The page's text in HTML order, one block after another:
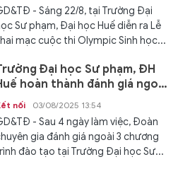
- Sáng 22/8, tại Trường Đại
Sư phạm, Đại học Huế diễn ra Lễ
mạc cuộc thi Olympic Sinh học...
Đại học Sư phạm, ĐH
hoàn thành đánh giá ngoài
chương trình đào tạo
nối 03/08/2025 13:54
- Sau 4 ngày làm việc, Đoàn
gia đánh giá ngoài 3 chương
đào tạo tại Trường Đại học Sư...